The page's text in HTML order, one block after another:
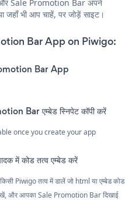
और Sale Promotion Bar अपने
जहाँ भी आप चाहें, पर जोड़ें साइट।
Bar App on Piwigo:
Bar App
Bar एम्बेड स्निपेट कॉपी करें
once you create your app
में कोड तत्व एम्बेड करें
Piwigo तत्व में डालें जो html या एम्बेड कोड
और आपका Sale Promotion Bar दिखाई